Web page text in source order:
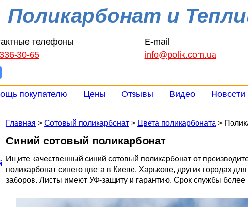
Поликарбонат и
телефоны
30-65
E-mail
info@polik.com.ua
покупателю Цены Отзывы Видео Новости
Главная > Сотовый поликарбонат > Цвета поликарбоната >
Синий сотовый поликарбонат
Ищите качественный синий сотовый поликарбонат от
поликарбонат синего цвета в Киеве, Харькове, других городах
заборов. Листы имеют УФ-защиту и гарантию. Срок службы более